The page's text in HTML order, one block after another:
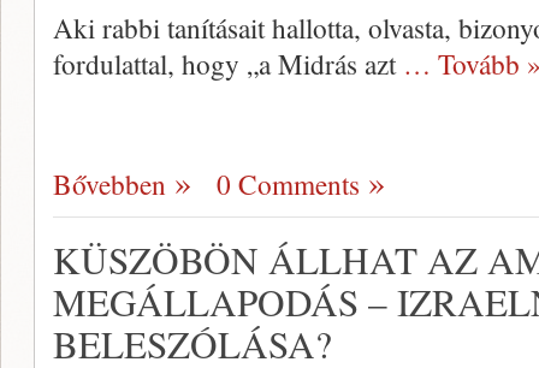
Aki rabbi tanításait hallotta, olvasta,
fordulattal, hogy „a Midrás azt … Tovább
Bővebben 0 Comments
KÜSZÖBÖN ÁLLHAT AZ
MEGÁLLAPODÁS –
BELESZÓLÁSA?